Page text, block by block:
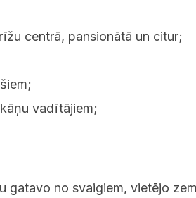
centrā, pansionātā un citur;
vadītājiem;
gatavo no svaigiem, vietējo